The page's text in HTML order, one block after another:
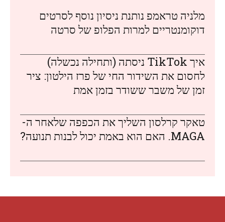
מלניה טראמפ נותנת ניסיון נוסף לסרטים
דוקומנטריים למרות הפלופ של סרטה
איך TikTok ניסתה (ותחילה נכשלה)
לחסום את השידור החי של פרז הילטון: ציר
זמן של משבר ששודר בזמן אמת
טאקר קרלסון השליך את הכפפה שלאחר ה-
MAGA. האם הוא באמת יכול לבנות תנועה?